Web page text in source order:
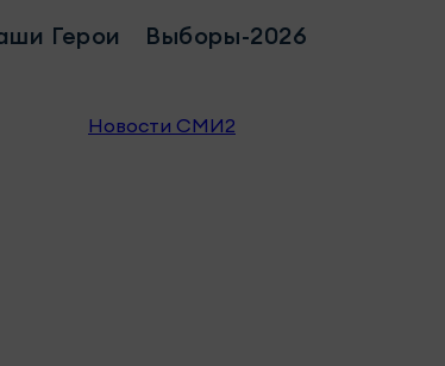
Герои Выборы-2026
Новости СМИ2